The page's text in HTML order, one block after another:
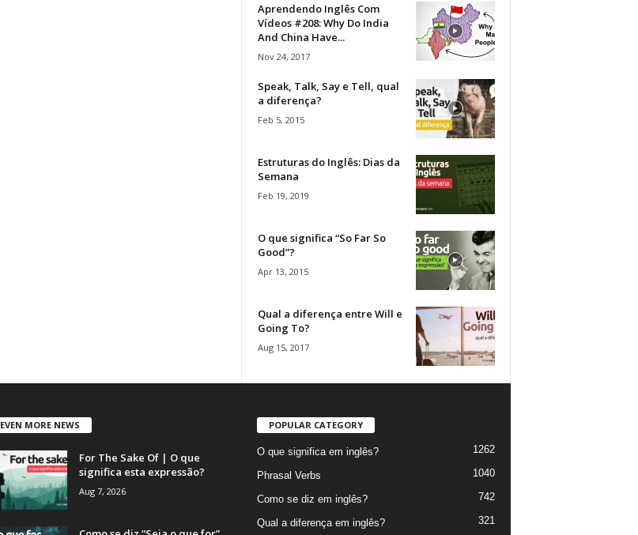
Aprendendo Inglês Com
Vídeos #208: Why Do India
And China Have...
Nov 24, 2017
Speak, Talk, Say e Tell, qual
a diferença?
Feb 5, 2015
Estruturas do Inglês: Dias da
Semana
Feb 19, 2019
O que significa “So Far So
Good”?
Apr 13, 2015
Qual a diferença entre Will e
Going To?
Aug 15, 2017
EVEN MORE NEWS
For The Sake Of | O que
significa esta expressão?
Aug 7, 2026
POPULAR CATEGORY
O que significa em inglês? 1262
Phrasal Verbs 1040
Como se diz em inglês? 742
Qual a diferença em inglês? 321